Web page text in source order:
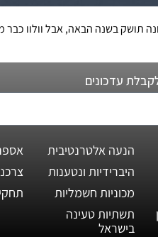
עדכונים
הנעה אלטרנטיבית
היברידיות ונטענות
מכוניות חשמליות
תשתיות טעינה
בישראל